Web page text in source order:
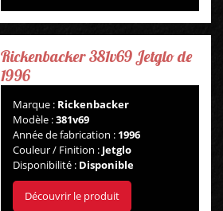
Rickenbacker 381v69 Jetglo de
1996
Marque : Rickenbacker
Modèle :381v69
Année de fabrication : 1996
Couleur / Finition : Jetglo
Disponibilité : Disponible
Découvrir le produit